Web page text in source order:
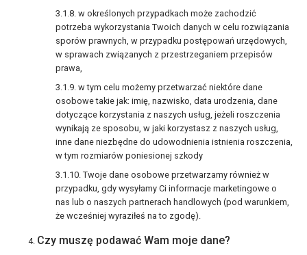
w określonych przypadkach może zachodzić
potrzeba wykorzystania Twoich danych w celu rozwiązania
sporów prawnych, w przypadku postępowań urzędowych,
w sprawach związanych z przestrzeganiem przepisów
prawa,
w tym celu możemy przetwarzać niektóre dane
osobowe takie jak: imię, nazwisko, data urodzenia, dane
dotyczące korzystania z naszych usług, jeżeli roszczenia
wynikają ze sposobu, w jaki korzystasz z naszych usług,
inne dane niezbędne do udowodnienia istnienia roszczenia,
w tym rozmiarów poniesionej szkody
Twoje dane osobowe przetwarzamy również w
przypadku, gdy wysyłamy Ci informacje marketingowe o
nas lub o naszych partnerach handlowych (pod warunkiem,
że wcześniej wyraziłeś na to zgodę).
Czy muszę podawać Wam moje dane?